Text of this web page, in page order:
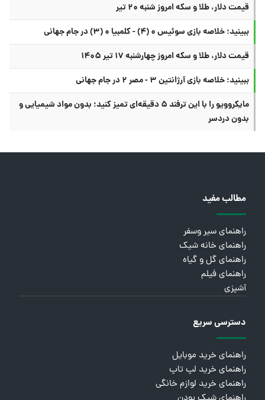
قیمت دلار، طلا و سکه امروز شنبه ۲۰ تیر
ببینید؛ خلاصه بازی سوئیس ۰ (۴) - کلمبیا ۰ (۳) در جام جهانی
قیمت دلار، طلا و سکه امروز چهارشنبه ۱۷ تیر ۱۴۰۵
ببینید؛ خلاصه بازی آرژانتین ۳ - مصر ۲ در جام جهانی
مایکروویو را با این ترفند ۵ دقیقه‌ای تمیز کنید؛ بدون مواد شیمیایی و
بدون دردسر
مطالب مفید
راهنمای سیر وسفر
راهنمای خانه شیک
راهنمای گل و گیاه
راهنمای فیلم
آشپزی
دسترسی سریع
راهنمای خرید موبایل
راهنمای خرید لپ تاپ
راهنمای خرید لوازم خانگی